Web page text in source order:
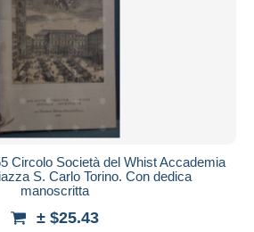
Circolo Società del Whist Accademia
S. Carlo Torino. Con dedica
manoscritta
± $25.43